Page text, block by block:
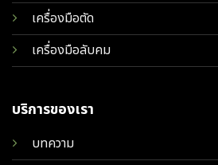
เครื่องมือตัด
เครื่องมือลับคม
บริการของเรา
บทความ